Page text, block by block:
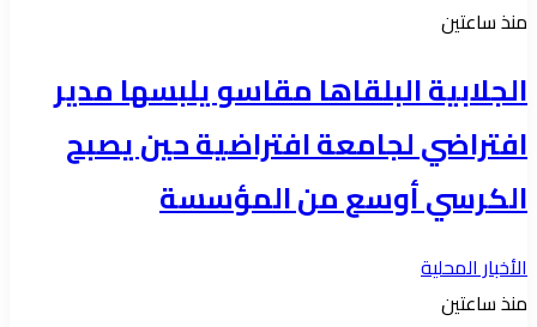
منذ ساعتين
الجلابية البلقاها مقاسو يلبسها ​مدير
افتراضي لجامعة افتراضية حين يصبح
الكرسي أوسع من المؤسسة
الأخبار المحلية
منذ ساعتين